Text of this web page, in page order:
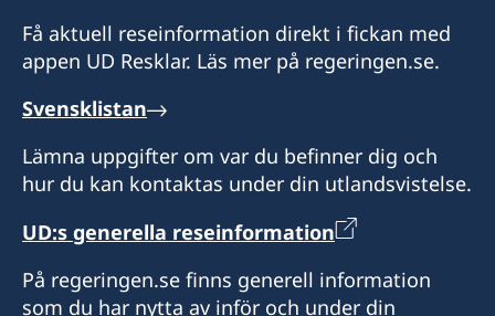
Få aktuell reseinformation direkt i fickan med
appen UD Resklar. Läs mer på regeringen.se.
Svensklistan
Lämna uppgifter om var du befinner dig och
hur du kan kontaktas under din utlandsvistelse.
UD:s generella reseinformation
På regeringen.se finns generell information
som du har nytta av inför och under din